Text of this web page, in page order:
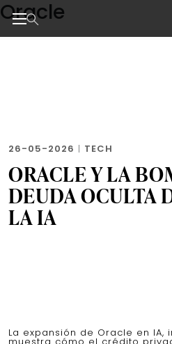
Skip
to
the
Oracle
26-05-2026 | TECH
ORACLE Y LA
DEUDA OCULTA
LA IA
La expansión de Oracle en IA,